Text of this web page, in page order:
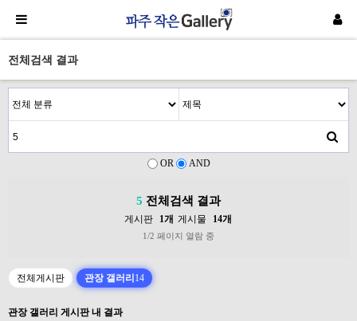
전체검색 결과
OR AND
5 전체검색 결과
게시판 1개 게시물 14개
1/2 페이지 열람 중
전체게시판 관장 갤러리14
관장 갤러리 게시판 내 결과